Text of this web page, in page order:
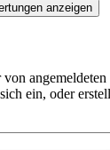
anzeigen
angemeldeten
ein, oder